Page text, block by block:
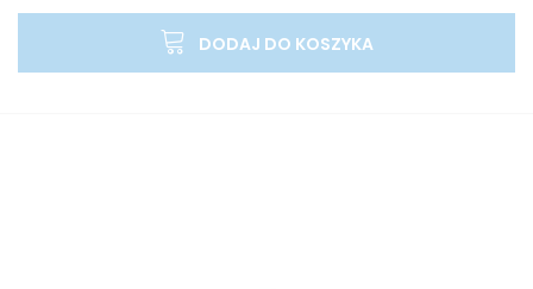
DODAJ DO KOSZYKA